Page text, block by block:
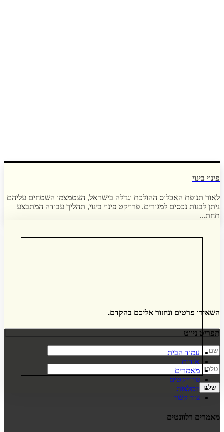
פינוי בינוי
לאור תנופת האכלוס ההולכת וגדלה בישראל, הצטמצמו השטחים עליהם
ניתן לבנות נכסים למגורים. פרויקט פינוי בינוי, תהליך עבודה המתבצע
תחת...
השאירו פרטים ונחזור אליכם בהקדם.
תפריט ניווט
עמוד הבית
אודות
מאמרים
פרוייקטים
המלצות
צור קשר
מאמרים רלוונטים